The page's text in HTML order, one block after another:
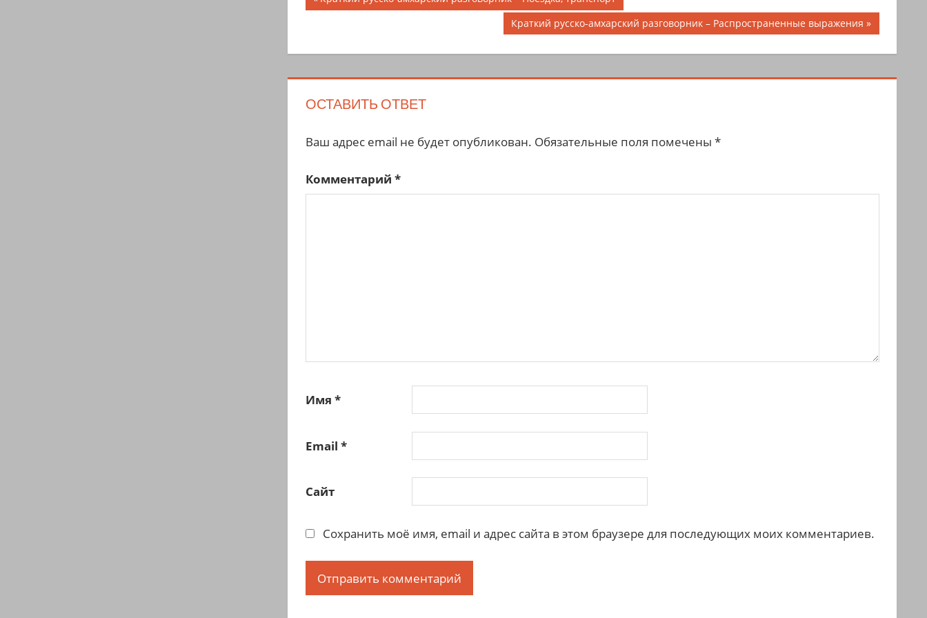
записям
запись;
Следующая
запись:
Краткий русско-амхарский разговорник – Распространенные выражения
ОСТАВИТЬ ОТВЕТ
Ваш адрес email не будет опубликован. Обязательные поля помечены *
Комментарий *
Имя *
Email *
Сайт
Сохранить моё имя, email и адрес сайта в этом браузере для последующих моих комментариев.